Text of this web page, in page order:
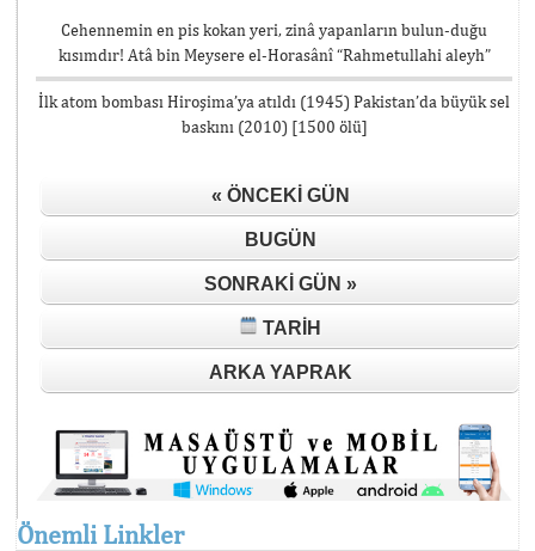
Cehennemin en pis kokan yeri, zinâ yapanların bulun-duğu
kısımdır! Atâ bin Meysere el-Horasânî “Rahmetullahi aleyh”
İlk atom bombası Hiroşima’ya atıldı (1945) Pakistan’da büyük sel
baskını (2010) [1500 ölü]
« ÖNCEKI GÜN
BUGÜN
SONRAKI GÜN »
TARIH
ARKA YAPRAK
Önemli Linkler